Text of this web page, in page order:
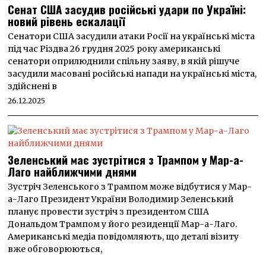
Сенат США засудив російські удари по Україні:
новий рівень ескалації
Сенатори США засудили атаки Росії на українські міста
під час Різдва 26 грудня 2025 року американські
сенатори оприлюднили спільну заяву, в якій рішуче
засудили масовані російські напади на українські міста,
здійснені в
26.12.2025
Зеленський має зустрітися з Трампом у Мар-а-
Лаго найближчими днями
Зустріч Зеленського з Трампом може відбутися у Мар-
а-Лаго Президент України Володимир Зеленський
планує провести зустріч з президентом США
Дональдом Трампом у його резиденції Мар-а-Лаго.
Американські медіа повідомляють, що деталі візиту
вже обговорюються,